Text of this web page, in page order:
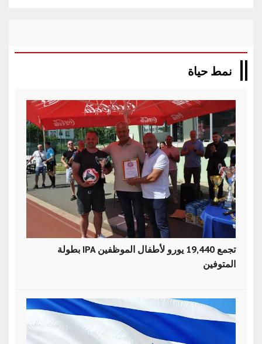
نمط حياة
بطولة IPA تجمع 19,440 يورو لأطفال الموظفين
المتوفين